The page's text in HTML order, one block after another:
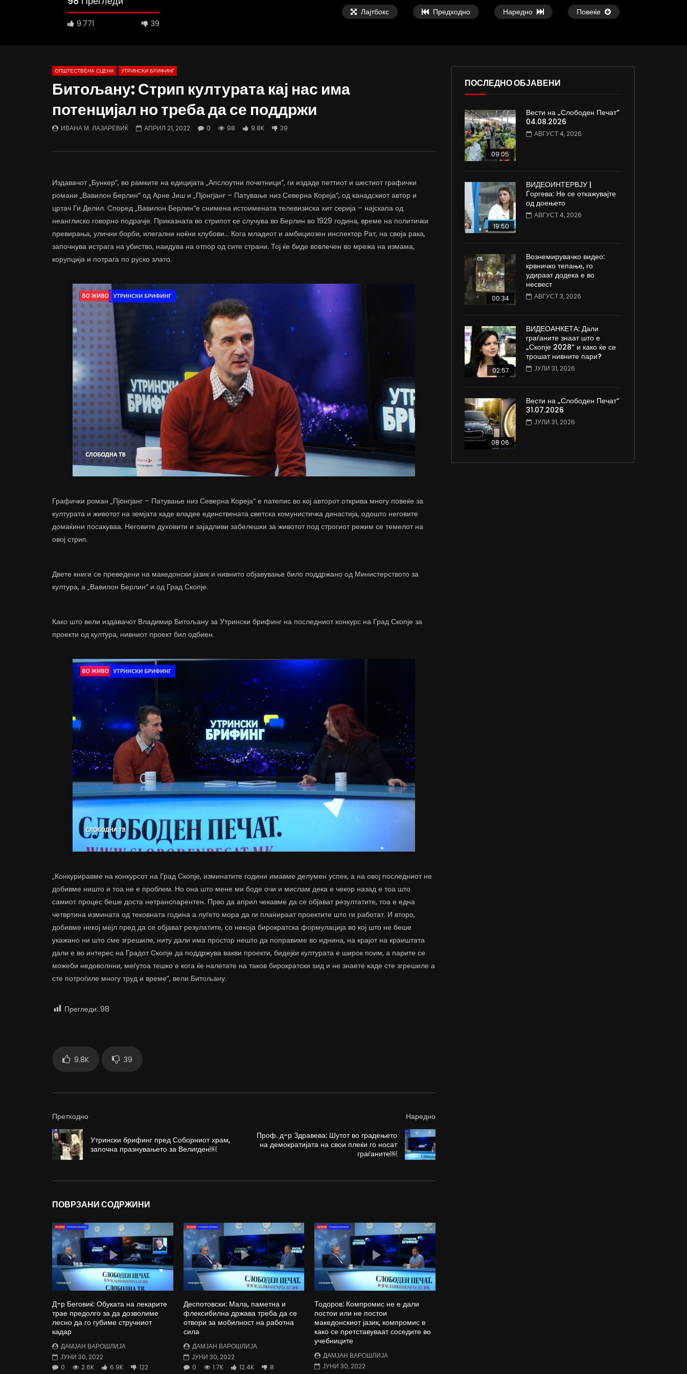
9.771 39
Лајтбокс Предходно Наредно Повеќе
Д-р Беговиќ: Обуката на лекарите
трае предолго за да дозволиме лесно
Деспотовски: Мала, паметна и
флексибилна држава треба да се
Атовска од Киев, Украина: Нема
изгледи за брзо завршување на
војната
ДАМЈАН ВАРОШЛИЈА
ЈУНИ 30, 2022
ОПШТЕСТВЕНА СЦЕНА УТРИНСКИ БРИФИНГ
Битољану: Стрип културата кај нас има
потенцијал но треба да се поддржи
ИВАНА М. ЛАЗАРЕВИЌ АПРИЛ 21, 2022 0 98 9.8K 39
Издавачот „Бункер“, во рамките на едицијата „Апслоутни почетници“, ги издаде петтиот и шестиот графички
романи „Вавилон Берлин“ од Арне Јиш и „Пјонгјанг – Патување низ Северна Кореја“, од канадскиот автор и
цртач Ги Делил. Според „Вавилон Берлин“е снимена истоимената телевизиска хит серија – најскапа од
неанглиско говорно подрачје. Приказната во стрипот се случува во Берлин во 1929 година, време на политички
превирања, улични борби, илегални ноќни клубови… Кога младиот и амбициозен инспектор Рат, на своја рака,
започнува истрага на убиство, наидува на отпор од сите страни. Тој ќе биде вовлечен во мрежа на измама,
корупција и потрага по руско злато.
Графички роман „Пјонгјанг – Патување низ Северна Кореја“ е патепис во кој авторот открива многу повеќе за
културата и животот на земјата каде владее единствената светска комунистичка династија, одошто неговите
домаќини посакуваа. Неговите духовити и зајадливи забелешки за животот под строгиот режим се темелот на
овој стрип.
Двете книги се преведени на македонски јазик и нивнито објавување било поддржано од Министерството за
култура, а „Вавилон Берлин“ и од Град Скопје.
Како што вели издавачот Владимир Битољану за Утрински брифинг на последниот конкурс на Град Скопје за
проекти од култура, нивниот проект бил одбиен.
„Конкуриравме на конкурсот на Град Скопје, изминатите години имавме делумен успек, а на овој последниот не
добивме ништо и тоа не е проблем. Но она што мене ми боде очи и мислам дека е чекор назад е тоа што
самиот процес беше доста нетранспарентен. Прво да април чекавме да се објават резултатите, тоа е една
четвртина измината од тековната година а луѓето мора да ги планираат проектите што ги работат. И второ,
добивме некој мејл пред да се објават резулатите, со некоја бирократска формулација во кој што не беше
укажано ни што сме згрешиле, ниту дали има простор нешто да поправиме во иднина, на крајот на краиштата
дали е во интерес на Градот Скопје да поддржува вакви проекти, бидејќи културата е широк поим, а парите се
можеби недоволнни, меѓутоа тешко е кога ќе налетате на таков бирократски ѕид и не знаете каде сте згрешиле а
сте потроѓиле многу труд и време“, вели Битољану.
Прегледи: 98
9.8K 39
Претходно
Утрински брифинг пред Соборниот храм,
започна празнувањето за Велигден￼
Наредно
Проф. д-р Здравева: Шутот во градењето
на демократијата на свои плеќи го носат
граѓаните￼
ПОВРЗАНИ СОДРЖИНИ
Д-р Беговиќ: Обуката на лекарите
трае предолго за да дозволиме
лесно да го губиме стручниот
кадар
ДАМЈАН ВАРОШЛИЈА
ЈУНИ 30, 2022
0
2.6K 6.9K 122
Деспотовски: Мала, паметна и
флексибилна држава треба да се
отвори за мобилност на работна
сила
ДАМЈАН ВАРОШЛИЈА
ЈУНИ 30, 2022
0
1.7K 12.4K 8
Тодоров: Компромис не е дали
постои или не постои
македонскиот јазик, компромис е
како се претставуваат соседите во
учебниците
ДАМЈАН ВАРОШЛИЈА
ЈУНИ 30, 2022
ПОСЛЕДНО ОБЈАВЕНИ
09:05
Вести на „Слободен Печат“
04.08.2026
АВГУСТ 4, 2026
19:50
ВИДЕОИНТЕРВЈУ |
Ѓоргева: Не се откажувајте
од доењето
АВГУСТ 4, 2026
00:34
Вознемирувачко видео:
крвничко тепање, го
удираат додека е во
несвест
АВГУСТ 3, 2026
02:57
ВИДЕОАНКЕТА: Дали
граѓаните знаат што е
„Скопје 2028“ и како ќе се
трошат нивните пари?
ЈУЛИ 31, 2026
08:06
Вести на „Слободен Печат“
31.07.2026
ЈУЛИ 31, 2026